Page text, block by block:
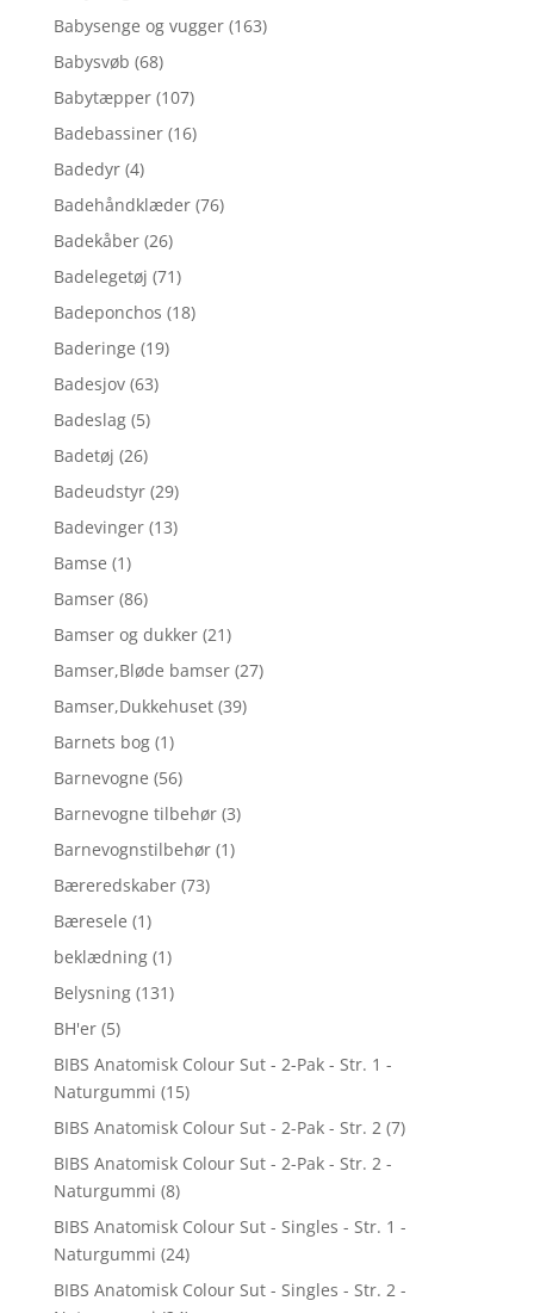
Babysenge og vugger (163)
Babysvøb (68)
Babytæpper (107)
Badebassiner (16)
Badedyr (4)
Badehåndklæder (76)
Badekåber (26)
Badelegetøj (71)
Badeponchos (18)
Baderinge (19)
Badesjov (63)
Badeslag (5)
Badetøj (26)
Badeudstyr (29)
Badevinger (13)
Bamse (1)
Bamser (86)
Bamser og dukker (21)
Bamser,Bløde bamser (27)
Bamser,Dukkehuset (39)
Barnets bog (1)
Barnevogne (56)
Barnevogne tilbehør (3)
Barnevognstilbehør (1)
Bæreredskaber (73)
Bæresele (1)
beklædning (1)
Belysning (131)
BH'er (5)
BIBS Anatomisk Colour Sut - 2-Pak - Str. 1 -
Naturgummi (15)
BIBS Anatomisk Colour Sut - 2-Pak - Str. 2 (7)
BIBS Anatomisk Colour Sut - 2-Pak - Str. 2 -
Naturgummi (8)
BIBS Anatomisk Colour Sut - Singles - Str. 1 -
Naturgummi (24)
BIBS Anatomisk Colour Sut - Singles - Str. 2 -